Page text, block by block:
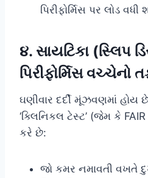
પિરીફોર્મિસ પર લોડ
૪. સાયટિકા (સ્લિપ
પિરીફોર્મિસ વચ્ચેનો
ઘણીવાર દર્દી મૂંઝવણમાં હોય
‘ક્લિનિકલ ટેસ્ટ’ (જેમ કે
કરે છે:
જો કમર નમાવતી વખતે